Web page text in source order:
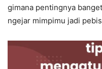
gimana pentingnya
ngejar mimpimu jadi